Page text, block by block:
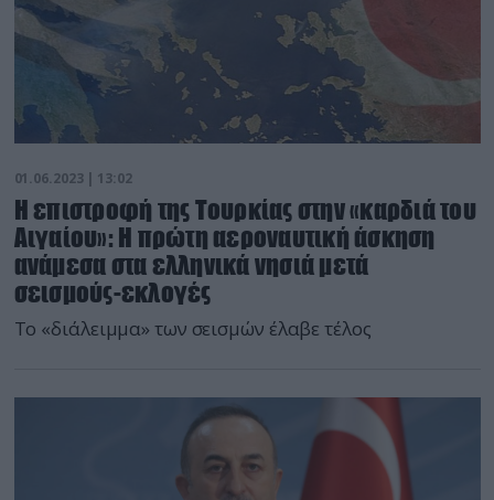
01.06.2023 | 13:02
Η επιστροφή της Τουρκίας στην «καρδιά του
Αιγαίου»: Η πρώτη αεροναυτική άσκηση
ανάμεσα στα ελληνικά νησιά μετά
σεισμούς-εκλογές
Το «διάλειμμα» των σεισμών έλαβε τέλος